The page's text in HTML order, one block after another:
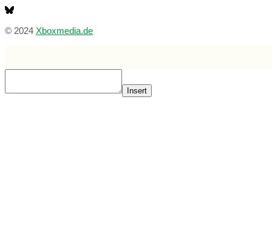
© 2024 Xboxmedia.de
Insert